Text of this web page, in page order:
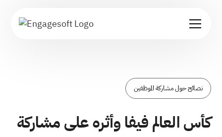
نصائح حول مشاركة الموظفين
كأس العالم فيفا وأثره على مشاركة